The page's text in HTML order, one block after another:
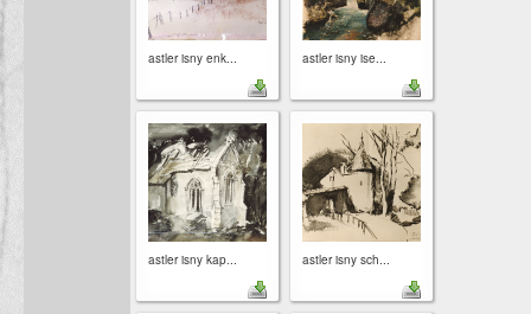
astler isny enk... astler isny ise...
astler isny kap... astler isny sch...